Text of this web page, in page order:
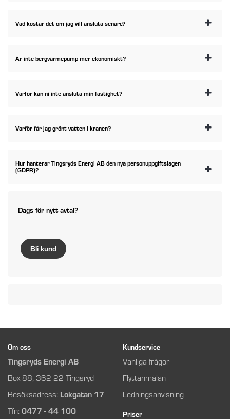
Vad kostar det om jag vill ansluta senare?
Är inte bergvärmepump mer ekonomiskt?
Varför kan ni inte ansluta min fastighet?
Varför får jag grönt vatten i kranen?
Hur hanterar Tingsryds Energi AB den nya personuppgiftslagen
(GDPR)?
Dags för nytt avtal?
Bli kund
Om oss
Tingsryds Energi AB
Box 88, 362 22 Tingsryd
Besöksadress: Lokgatan 17
Tfn:0477 - 44 100
Kundservice
Vanliga frågor
Flyttanmälan
Ledningsanvisning
Priser